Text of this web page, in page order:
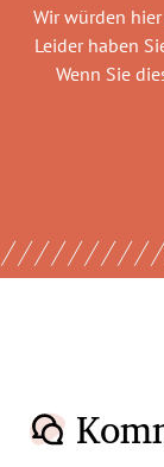
Wir würden
Leider haben
Wenn Sie